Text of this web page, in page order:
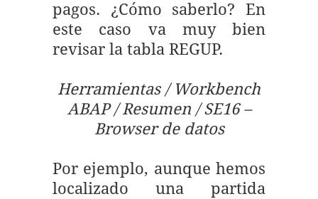
pagos. ¿Cómo saberlo? En
este caso va muy bien
revisar la tabla REGUP.
Herramientas / Workbench
ABAP / Resumen / SE16 –
Browser de datos
Por ejemplo, aunque hemos
localizado una partida